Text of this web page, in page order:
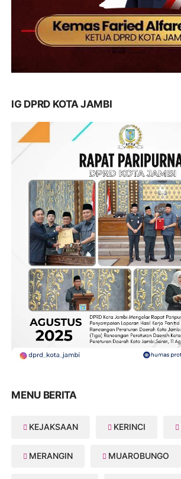
IG DPRD KOTA JAMBI
MENU BERITA
KEJAKSAAN KERINCI
MERANGIN MUAROBUNGO